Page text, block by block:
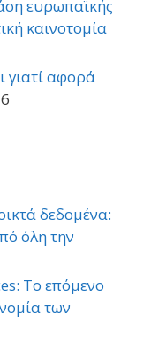
ευρωπαϊκής
καινοτομία
γιατί αφορά
δεδομένα:
όλη την
Το επόμενο
των